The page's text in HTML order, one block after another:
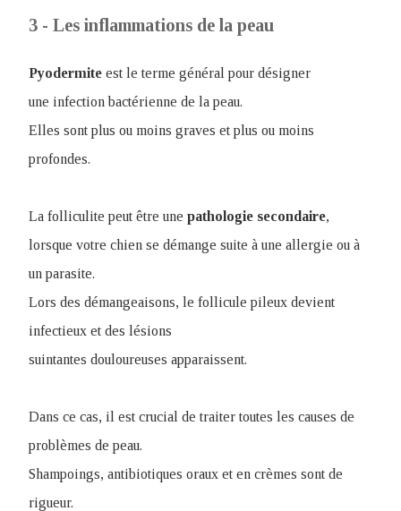
3 - Les inflammations de la peau
Pyodermite est le terme général pour désigner
une infection bactérienne de la peau.
Elles sont plus ou moins graves et plus ou moins
profondes.
La folliculite peut être une pathologie secondaire,
lorsque votre chien se démange suite à une allergie ou à
un parasite.
Lors des démangeaisons, le follicule pileux devient
infectieux et des lésions
suintantes douloureuses apparaissent.
Dans ce cas, il est crucial de traiter toutes les causes de
problèmes de peau.
Shampoings, antibiotiques oraux et en crèmes sont de
rigueur.